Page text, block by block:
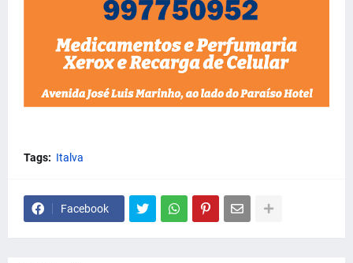
Tags: Italva
Facebook